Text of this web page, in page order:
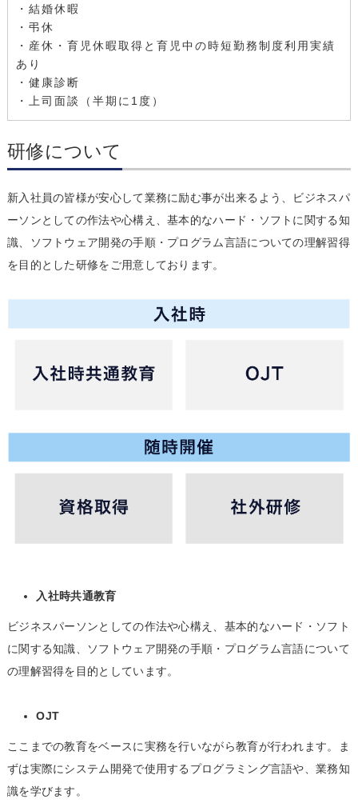
・結婚休暇
・弔休
・産休・育児休暇取得と育児中の時短勤務制度利用実績
あり
・健康診断
・上司面談（半期に1度）
研修について
新入社員の皆様が安心して業務に励む事が出来るよう、ビジネスパ
ーソンとしての作法や心構え、基本的なハード・ソフトに関する知
識、ソフトウェア開発の手順・プログラム言語についての理解習得
を目的とした研修をご用意しております。
入社時共通教育
ビジネスパーソンとしての作法や心構え、基本的なハード・ソフト
に関する知識、ソフトウェア開発の手順・プログラム言語について
の理解習得を目的としています。
OJT
ここまでの教育をベースに実務を行いながら教育が行われます。ま
ずは実際にシステム開発で使用するプログラミング言語や、業務知
識を学びます。